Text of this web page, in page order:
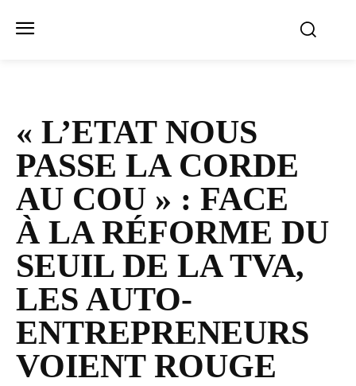
« L’ETAT NOUS
PASSE LA CORDE
AU COU » : FACE
À LA RÉFORME DU
SEUIL DE LA TVA,
LES AUTO-​
ENTREPRENEURS
VOIENT ROUGE